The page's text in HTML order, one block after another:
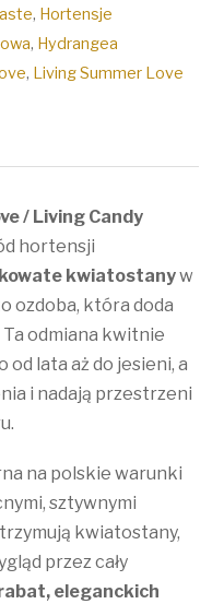
, Hortensje
, Hydrangea
, Living Summer Love
/ Living Candy
hortensji
kwiatostanyw
ozdoba, która doda
odmiana kwitnie
lata aż do jesieni, a
i nadają przestrzeni
na polskie warunki
sztywnymi
kwiatostany,
przez cały
eleganckich